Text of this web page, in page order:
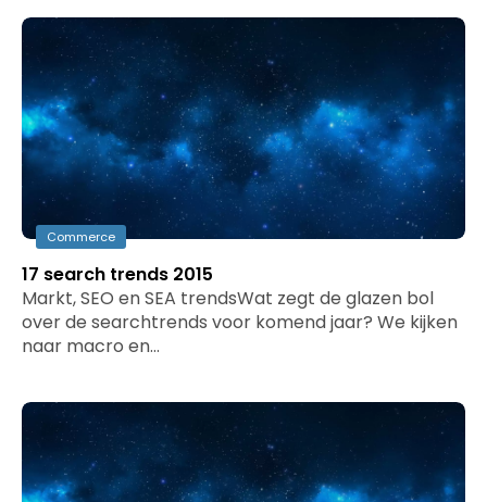
Commerce
17 search trends 2015
Markt, SEO en SEA trendsWat zegt de glazen bol
over de searchtrends voor komend jaar? We kijken
naar macro en…